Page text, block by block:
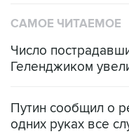
САМОЕ ЧИТАЕМОЕ
Число
Геленджиком
Путин сообщил о
одних руках все